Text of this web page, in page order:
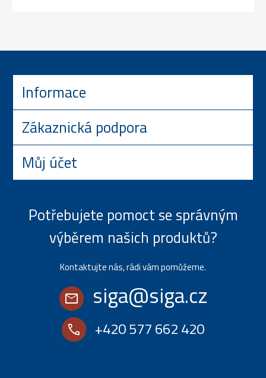
Informace
Zákaznická podpora
Můj účet
Potřebujete pomoct se správným
výběrem našich produktů?
Kontaktujte nás, rádi vám pomůžeme.
mail siga@siga.cz
call +420 577 662 420